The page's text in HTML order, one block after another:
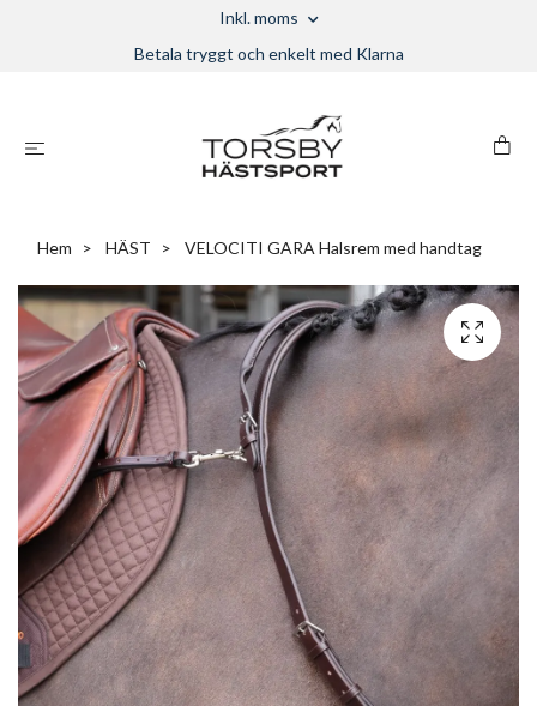
Inkl. moms
Betala tryggt och enkelt med Klarna
Hem HÄST VELOCITI GARA Halsrem med handtag